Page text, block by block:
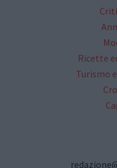
Ricette
Turismo